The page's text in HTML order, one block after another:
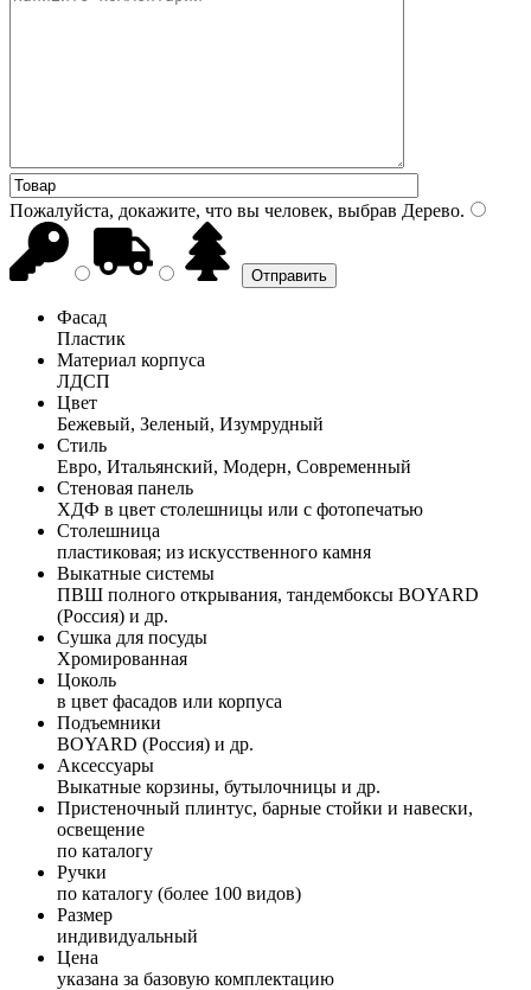
Пожалуйста, докажите, что вы человек, выбрав Дерево.
Фасад
Пластик
Материал корпуса
ЛДСП
Цвет
Бежевый, Зеленый, Изумрудный
Стиль
Евро, Итальянский, Модерн, Современный
Стеновая панель
ХДФ в цвет столешницы или с фотопечатью
Столешница
пластиковая; из искусственного камня
Выкатные системы
ПВШ полного открывания, тандембоксы BOYARD
(Россия) и др.
Сушка для посуды
Хромированная
Цоколь
в цвет фасадов или корпуса
Подъемники
BOYARD (Россия) и др.
Аксессуары
Выкатные корзины, бутылочницы и др.
Пристеночный плинтус, барные стойки и навески,
освещение
по каталогу
Ручки
по каталогу (более 100 видов)
Размер
индивидуальный
Цена
указана за базовую комплектацию